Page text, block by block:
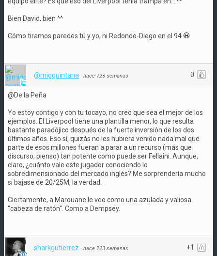
Bien David, bien ^^
Cómo tiramos paredes tú y yo, ni Redondo-Diego en el 94
0
@migquintana · hace 723 semanas
@De la Peña
Yo estoy contigo y con tu tocayo, no creo que sea el mejor de los
ejemplos. El Liverpool tiene una plantilla menor, lo que resulta
bastante paradójico después de la fuerte inversión de los dos
últimos años. Eso sí, quizás no les hubiera venido nada mal que
parte de esos millones fueran a parar a un recurso (más que
discurso, pienso) tan potente como puede ser Fellaini. Aunque,
claro, ¿cuánto vale este jugador conociendo lo
sobredimensionado del mercado inglés? Me sorprendería mucho
si bajase de 20/25M, la verdad.
Ciertamente, a Marouane le veo como una azulada y valiosa
''cabeza de ratón''. Como a Dempsey.
+1
sharkgutierrez · hace 723 semanas